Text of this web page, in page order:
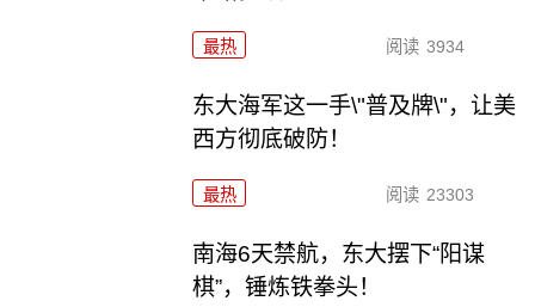
最热 阅读 3934
东大海军这一手\"普及牌\"，让美
西方彻底破防！
最热 阅读 23303
南海6天禁航，东大摆下“阳谋
棋”，锤炼铁拳头！